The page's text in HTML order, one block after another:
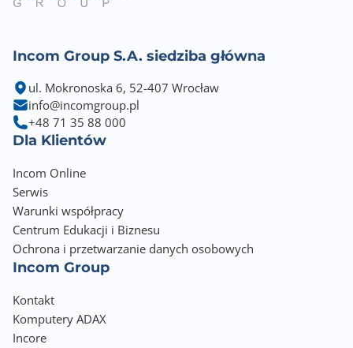
Incom Group S.A. siedziba główna
ul. Mokronoska 6, 52-407 Wrocław
info@incomgroup.pl
+48 71 35 88 000
Dla Klientów
Incom Online
Serwis
Warunki współpracy
Centrum Edukacji i Biznesu
Ochrona i przetwarzanie danych osobowych
Incom Group
Kontakt
Komputery ADAX
Incore